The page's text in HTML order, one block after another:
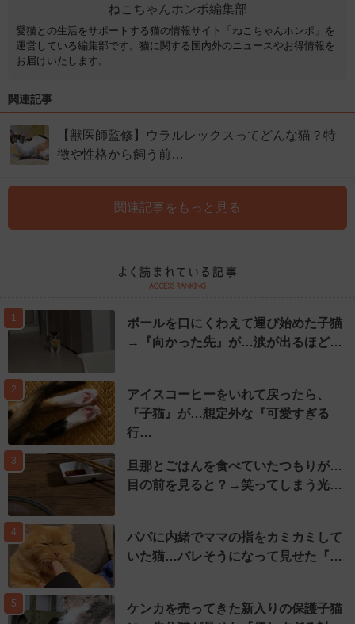
ねこちゃんホンポ編集部
愛猫との生活をサポートする猫の情報サイト「ねこちゃんホンポ」を
運営している編集部です。猫に関する国内外のニュースやお得情報を
お届けいたします。
関連記事
【獣医師監修】ウラルレックスってどんな猫？特
徴や性格から飼う前…
関連記事をもっと見る
1
ボールを口にくわえて運び始めた子猫
→『向かった先』が…涙が出るほど…
2
アイスコーヒーをいれて戻ったら、
『子猫』が…想定外な『可愛すぎる
行…
3
旦那とごはんを食べていたつもりが…
目の前を見ると？→笑ってしまう光…
4
パパに内緒でママの指をカミカミして
いた猫…バレそうになって見せた『…
5
ケンカを売ってきた新入りの保護子猫